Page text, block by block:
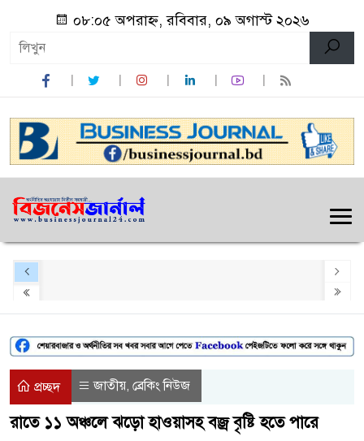
০৮:০৫ অপরাহ্ন, রবিবার, ০৯ অগাস্ট ২০২৬
প্রচ্ছদ জাতীয়, ব্রেকিং নিউজ
রাতে ১১ অঞ্চলে ঝড়ো হাওয়াসহ বজ্র বৃষ্টি হতে পারে